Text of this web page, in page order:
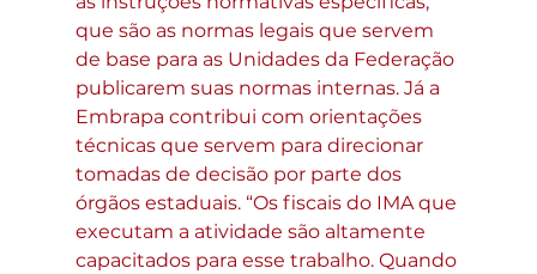
que são as normas legais que servem
de base para as Unidades da Federação
publicarem suas normas internas. Já a
Embrapa contribui com orientações
técnicas que servem para direcionar
tomadas de decisão por parte dos
órgãos estaduais. “Os fiscais do IMA que
executam a atividade são altamente
capacitados para esse trabalho. Quando